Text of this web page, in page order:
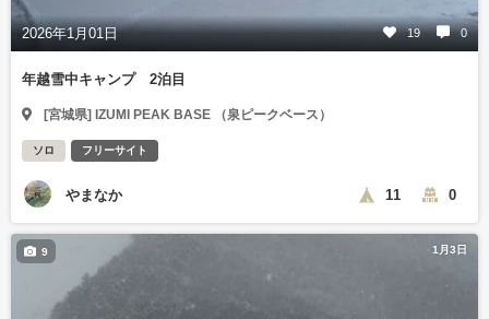
2026年1月01日 19 0
年越雪中キャンプ 2泊目
[宮城県] IZUMI PEAK BASE （泉ピークベース）
ソロ フリーサイト
やまなか 11 0
1月3日
9